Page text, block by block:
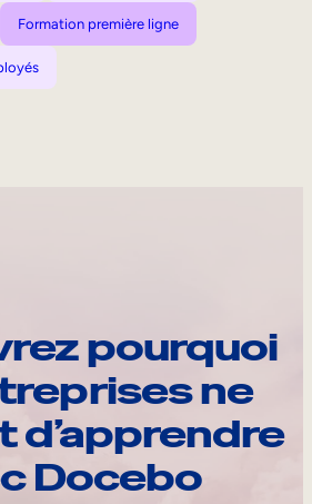
Formation première ligne
pourquoi
ne
d’apprendre
Docebo